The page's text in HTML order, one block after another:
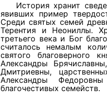
История хранит
явивших пример
Среди святых семей
Терентия и Неониллы.
третьего века и Бог
считалось немалым
святого благоверного
Александры
Дмитриевны,
Александры
благочестивых семейств.